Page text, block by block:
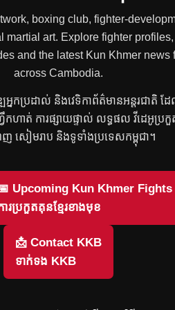
boxing club, fighter-
art. Explore fighter
and the latest Kun Khmer
across Cambodia.
ឍអ្នកប្រដាល់ និងវេទិកាព័ត៌មានអន្តរជា
វឹកហាត់ ការផ្សាយផ្ទាល់ លទ្ធផល វីដេអូ
ញ សៀមរាប និងទូទាំងប្រទេសកម្ពុជា។
Upcoming Kun Khmer Fights
ារប្រកួតគុនខ្មែរខាងមុខ
📩 Contact KKB
ទាក់ទង KKB